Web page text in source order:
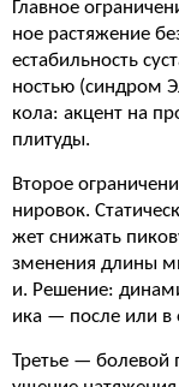
Главное
ное растяжение
естабильность
ностью (синдром
кола: акцент на
плитуды.
Второе
нировок.
жет снижать
зменения длины
и. Решение:
ика — после или в
Третье — болевой